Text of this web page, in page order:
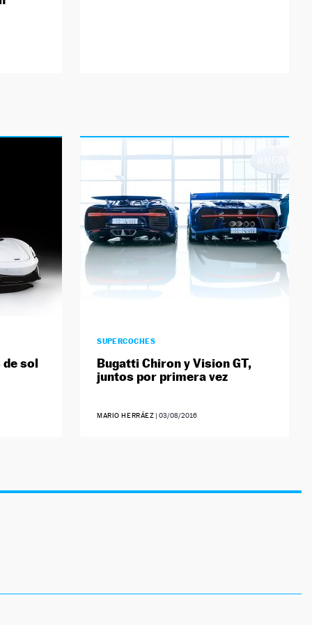
de sol
SUPERCOCHES
Bugatti Chiron y Vision GT,
juntos por primera vez
MARIO HERRÁEZ |03/08/2016